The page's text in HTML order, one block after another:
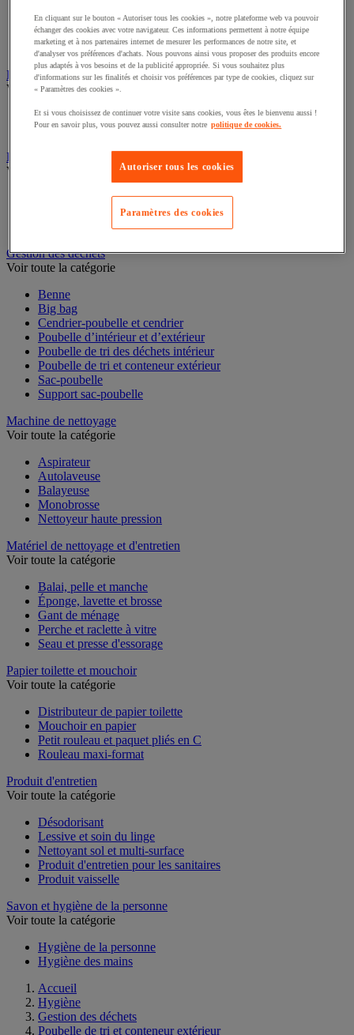
Équipement douche
Équipement salle de bain
Équipement sanitaires
Essuie-mains et distributeur d’essuie-mains
Voir toute la catégorie
Distributeur d'essuie-mains
Essuie-mains en feuilles ou rouleau
Essuyage industriel
Voir toute la catégorie
Bobine d'essuyage industriel
Chiffons textile et non-tissé
Distributeur d'essuyage industriel
Gestion des déchets
Voir toute la catégorie
Benne
Big bag
Cendrier-poubelle et cendrier
Poubelle d’intérieur et d’extérieur
Poubelle de tri des déchets intérieur
Poubelle de tri et conteneur extérieur
Sac-poubelle
Support sac-poubelle
Machine de nettoyage
Voir toute la catégorie
Aspirateur
Autolaveuse
Balayeuse
Monobrosse
Nettoyeur haute pression
Matériel de nettoyage et d'entretien
Voir toute la catégorie
Balai, pelle et manche
Éponge, lavette et brosse
Gant de ménage
Perche et raclette à vitre
Seau et presse d'essorage
Papier toilette et mouchoir
Voir toute la catégorie
Distributeur de papier toilette
Mouchoir en papier
Petit rouleau et paquet pliés en C
Rouleau maxi-format
Produit d'entretien
Voir toute la catégorie
Désodorisant
Lessive et soin du linge
Nettoyant sol et multi-surface
Produit d'entretien pour les sanitaires
Produit vaisselle
Savon et hygiène de la personne
Voir toute la catégorie
Hygiène de la personne
Hygiène des mains
Accueil
Hygiène
Gestion des déchets
Poubelle de tri et conteneur extérieur
En cliquant sur le bouton « Autoriser tous les cookies », notre plateforme web va pouvoir
échanger des cookies avec votre navigateur. Ces informations permettent à notre équipe
marketing et à nos partenaires internet de mesurer les performances de notre site, et
d'analyser vos préférences d'achats. Nous pouvons ainsi vous proposer des produits encore
plus adaptés à vos besoins et de la publicité appropriée. Si vous souhaitez plus
d'informations sur les finalités et choisir vos préférences par type de cookies, cliquez sur
« Paramètres des cookies ».
Et si vous choisissez de continuer votre visite sans cookies, vous êtes le bienvenu aussi !
Pour en savoir plus, vous pouvez aussi consulter notre politique de cookies.
Autoriser tous les cookies
Paramètres des cookies